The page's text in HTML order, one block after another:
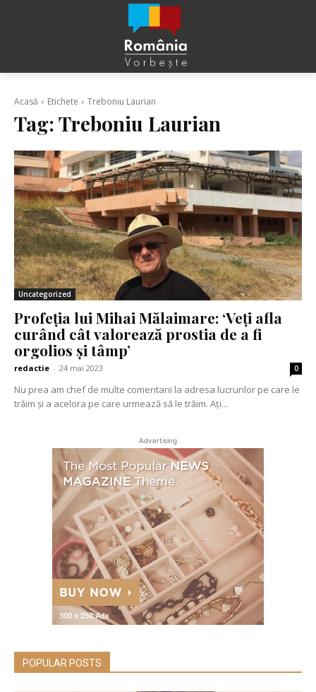
Acasă Etichete Treboniu Laurian
Tag:Treboniu Laurian
Uncategorized
Profeția lui Mihai Mălaimare: ‘Veți afla
curând cât valorează prostia de a fi
orgolios și tâmp’
redactie - 24 mai 2023 0
Nu prea am chef de multe comentarii la adresa lucrurilor pe care le
trăim și a acelora pe care urmează să le trăim. Ați...
Advertising
POPULAR POSTS